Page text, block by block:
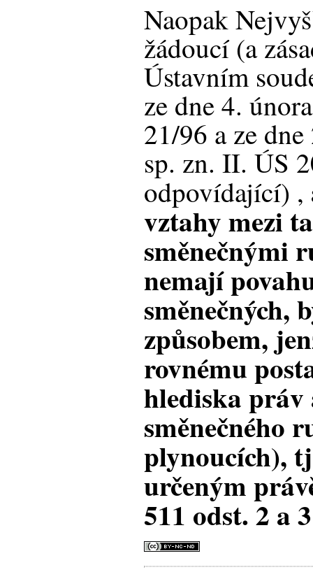
Naopak
žádoucí (a
Ústavním
ze dne 4.
21/96 a ze
sp. zn. II. ÚS
odpovídající) ,
vztahy mezi
směnečnými
nemají
směnečných,
způsobem,
rovnému
hlediska práv
směnečného
plynoucích),
určeným
511 odst. 2 a